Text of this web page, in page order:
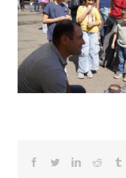
Facebook
TwitterLinkedinReddit